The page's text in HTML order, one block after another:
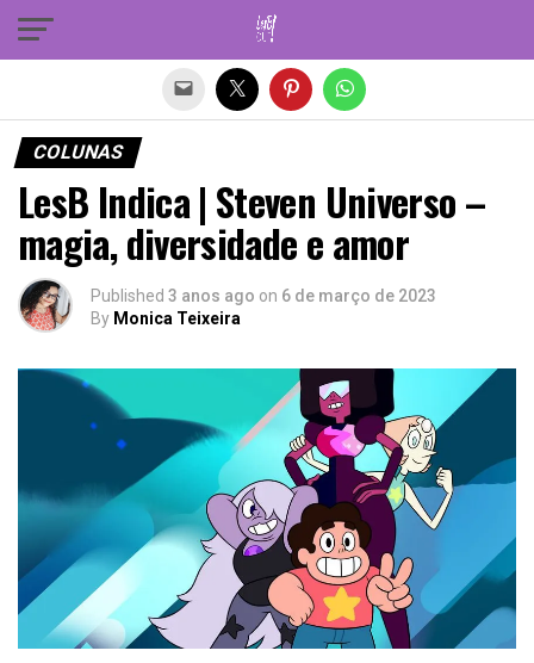
COLUNAS
LesB Indica | Steven Universo –
magia, diversidade e amor
Published 3 anos ago on 6 de março de 2023
By Monica Teixeira
Sair da versão mobile